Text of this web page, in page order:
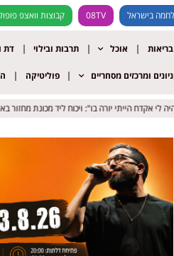
בישראל 08TV קבוצות וואצפ
בריאות אוכל תרבות ובילוי דת
ומרכזים מסחריים פוליטיקה
אקדח הייתי יורה בו": ויכוח ליד מכונת מחזור
אקדח הייתי יורה בו": ויכוח ליד מכונת מחזור